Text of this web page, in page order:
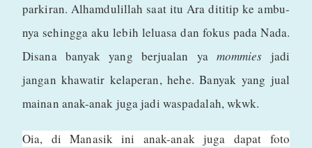
parkiran. Alhamdulillah saat itu Ara dititip ke ambu-
nya sehingga aku lebih leluasa dan fokus pada Nada.
Disana banyak yang berjualan ya mommies jadi
jangan khawatir kelaperan, hehe. Banyak yang jual
mainan anak-anak juga jadi waspadalah, wkwk.
Oia, di Manasik ini anak-anak juga dapat foto